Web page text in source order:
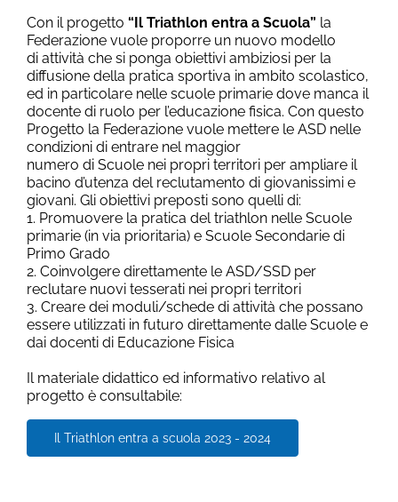
Con il progetto “Il Triathlon entra a Scuola” la
Federazione vuole proporre un nuovo modello
di attività che si ponga obiettivi ambiziosi per la
diffusione della pratica sportiva in ambito scolastico,
ed in particolare nelle scuole primarie dove manca il
docente di ruolo per l’educazione fisica. Con questo
Progetto la Federazione vuole mettere le ASD nelle
condizioni di entrare nel maggior
numero di Scuole nei propri territori per ampliare il
bacino d’utenza del reclutamento di giovanissimi e
giovani. Gli obiettivi preposti sono quelli di:
1. Promuovere la pratica del triathlon nelle Scuole
primarie (in via prioritaria) e Scuole Secondarie di
Primo Grado
2. Coinvolgere direttamente le ASD/SSD per
reclutare nuovi tesserati nei propri territori
3. Creare dei moduli/schede di attività che possano
essere utilizzati in futuro direttamente dalle Scuole e
dai docenti di Educazione Fisica
Il materiale didattico ed informativo relativo al
progetto è consultabile:
Il Triathlon entra a scuola 2023 - 2024